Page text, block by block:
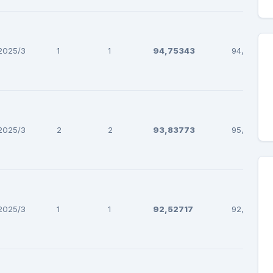
3 1 1 94,75343 94,75343
3 2 2 93,83773 95,47229
3 1 1 92,52717 92,52717